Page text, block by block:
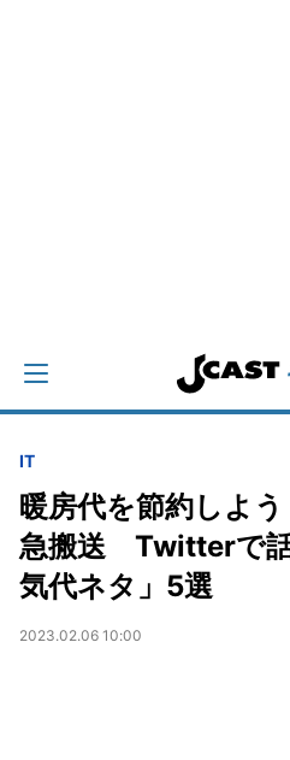
IT
暖房代を節約しよ
急搬送 Twitterで
気代ネタ」5選
2023.02.06 10:00